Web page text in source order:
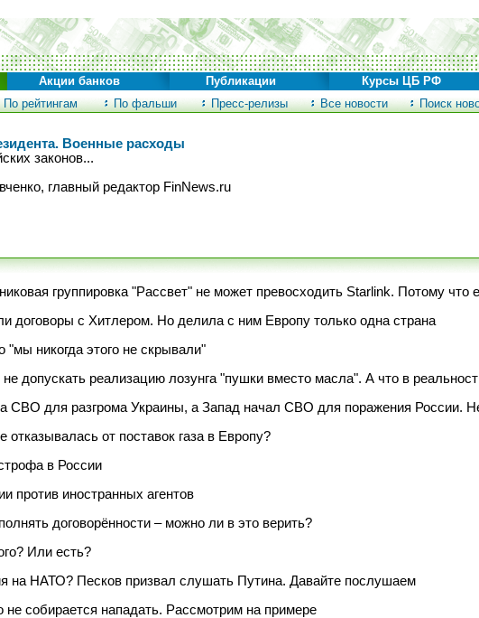
По рейтингам По фальши Пресс-релизы Все новости Поиск
Акции банков Публикации Курсы ЦБ РФ
Военные расходы
законов...
главный редактор FinNews.ru
группировка "Рассвет" не может превосходить Starlink. Потому что
договоры с Хитлером. Но делила с ним Европу только одна страна
никогда этого не скрывали"
допускать реализацию лозунга "пушки вместо масла". А что в
СВО для разгрома Украины, а Запад начал СВО для поражения России.
отказывалась от поставок газа в Европу?
в России
против иностранных агентов
договорённости – можно ли в это верить?
Или есть?
на НАТО? Песков призвал слушать Путина. Давайте послушаем
не собирается нападать. Рассмотрим на примере